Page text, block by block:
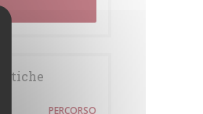
PERCORSO